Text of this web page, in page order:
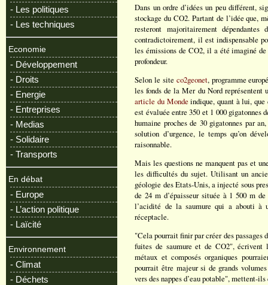
- Les politiques
- Les techniques
Economie
- Développement
- Droits
- Energie
- Entreprises
- Medias
- Solidaire
- Transports
En débat
- Europe
- L’action politique
- Laïcité
Environnement
- Climat
- Déchets
Dans un ordre d’idées un peu différent,
stockage du CO2. Partant de l’idée que,
resteront majoritairement
contradictoirement, il est indispensable
les émissions de CO2, il a été imaginé
profondeur.
Selon le site co2geonet, programme
les fonds de la Mer du Nord représentent
article du Mondeindique, quant à lui, que
est évaluée entre 350 et 1 000 gigatonnes
humaine proches de 30 gigatonnes par
solution d’urgence, le temps qu’on
raisonnable.
Mais les questions ne manquent pas et
les difficultés du sujet. Utilisant un
géologie des Etats-Unis, a injecté sous
de 24 m d’épaisseur située à 1 500 m
l’acidité de la saumure qui a abouti à
réceptacle.
"Cela pourrait finir par créer des passages
fuites de saumure et de CO2",
métaux et composés organiques
pourrait être majeur si de grands
vers des nappes d’eau potable", mettent-ils